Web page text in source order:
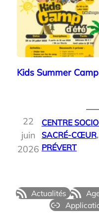
Kids Summer Camp
22
juin
2026
CENTRE
SACRÉ-CŒUR,
PRÉVERT
Actualités